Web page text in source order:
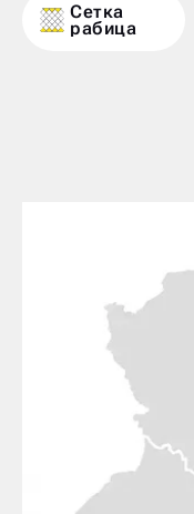
Сетка
рабица